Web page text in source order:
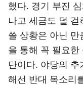
했다. 경기 부진
나고 세금도 덜 걷
쓸 상황은 아닌 만
을 통해 꼭 필요
단이다. 야당의
해선 반대 목소리